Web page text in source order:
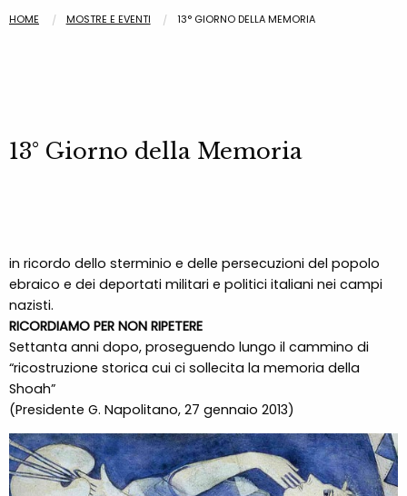
HOME MOSTRE E EVENTI 13° GIORNO DELLA MEMORIA
13° Giorno della Memoria
in ricordo dello sterminio e delle persecuzioni del popolo
ebraico e dei deportati militari e politici italiani nei campi
nazisti.
RICORDIAMO PER NON RIPETERE
Settanta anni dopo, proseguendo lungo il cammino di
“ricostruzione storica cui ci sollecita la memoria della
Shoah”
(Presidente G. Napolitano, 27 gennaio 2013)